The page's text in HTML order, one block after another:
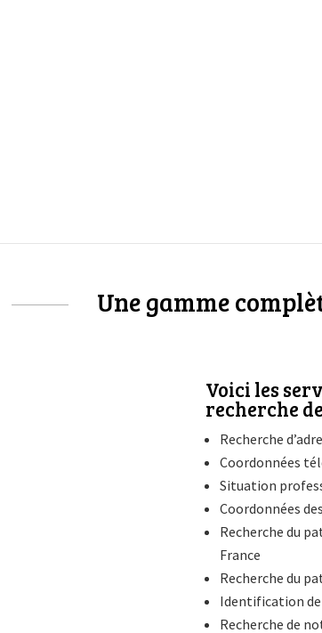
Une gamme
Voici les
recherche
Recherche
Coordonnées
Situation
Coordonnées
Recherche du
France
Recherche du
Identification
Recherche de